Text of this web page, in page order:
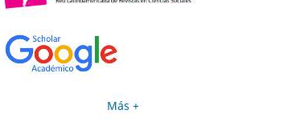
Más +